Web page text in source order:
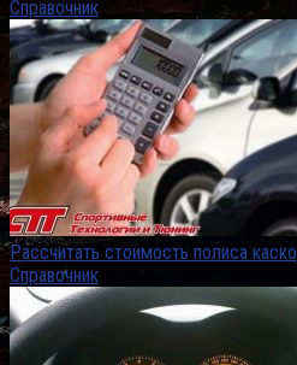
Справочник
Рассчитать стоимость полиса каско
Справочник